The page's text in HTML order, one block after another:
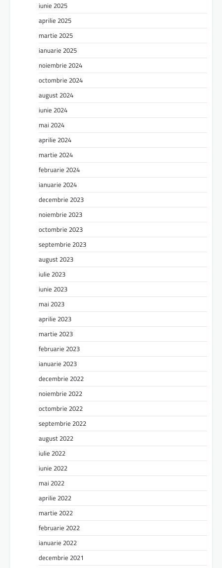
iunie 2025
aprilie 2025
martie 2025
ianuarie 2025
noiembrie 2024
octombrie 2024
august 2024
iunie 2024
mai 2024
aprilie 2024
martie 2024
februarie 2024
ianuarie 2024
decembrie 2023
noiembrie 2023
octombrie 2023
septembrie 2023
august 2023
iulie 2023
iunie 2023
mai 2023
aprilie 2023
martie 2023
februarie 2023
ianuarie 2023
decembrie 2022
noiembrie 2022
octombrie 2022
septembrie 2022
august 2022
iulie 2022
iunie 2022
mai 2022
aprilie 2022
martie 2022
februarie 2022
ianuarie 2022
decembrie 2021